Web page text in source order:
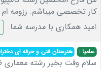
کار تخصصی میباشم. رزومه ام
امید همکاری با مدرسه شما.
سامیا : هنرستان فنی و حرفه ای
سلام وقت بخیر رشته